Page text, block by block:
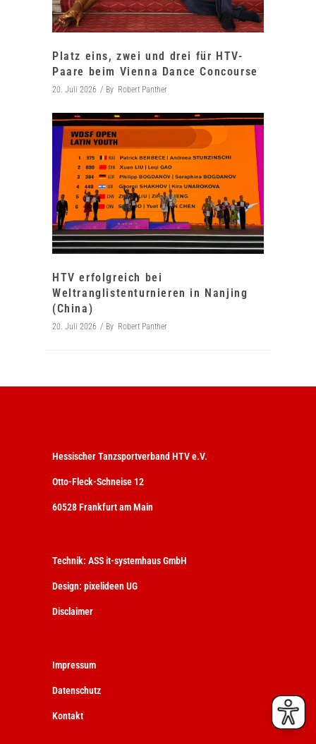
Platz eins, zwei und drei für HTV-
Paare beim Vienna Dance Concourse
20. Juli 2026 By Robert Panther
HTV erfolgreich bei
Weltranglistenturnieren in Nanjing
(China)
20. Juli 2026 By Robert Panther
Hessischer Tanzsportverband HTV e.V.
Otto-Fleck-Schneise 12
60528 Frankfurt am Main
Technik: ASS it-systemhaus GmbH
Design: pixelideen UG
Disclaimer
Impressum
Datenschutz
Kontakt